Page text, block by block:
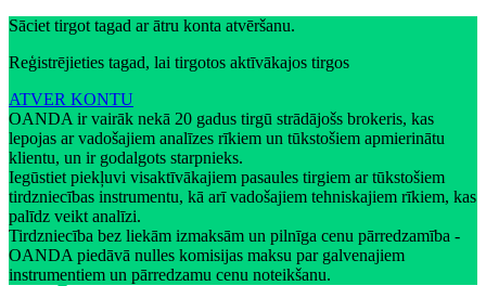
Sāciet tirgot tagad ar ātru konta atvēršanu.
Reģistrējieties tagad, lai tirgotos aktīvākajos tirgos
ATVER KONTU
OANDA ir vairāk nekā 20 gadus tirgū strādājošs brokeris, kas
lepojas ar vadošajiem analīzes rīkiem un tūkstošiem apmierinātu
klientu, un ir godalgots starpnieks.
Iegūstiet piekļuvi visaktīvākajiem pasaules tirgiem ar tūkstošiem
tirdzniecības instrumentu, kā arī vadošajiem tehniskajiem rīkiem, kas
palīdz veikt analīzi.
Tirdzniecība bez liekām izmaksām un pilnīga cenu pārredzamība -
OANDA piedāvā nulles komisijas maksu par galvenajiem
instrumentiem un pārredzamu cenu noteikšanu.